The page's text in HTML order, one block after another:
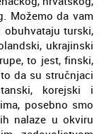
Možemo da vam
turski,
ukrajinski
to jest, finski,
da su stručnjaci
korejski i
posebno smo
nalaze u okviru